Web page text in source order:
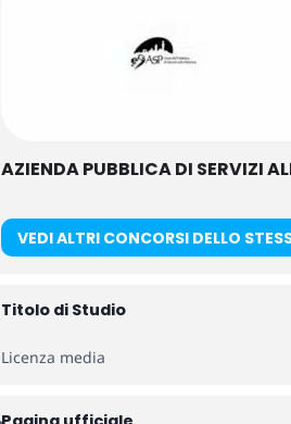
AZIENDA PUBBLICA DI SERVIZI
VEDI ALTRI CONCORSI DELLO
Titolo di Studio
Licenza media